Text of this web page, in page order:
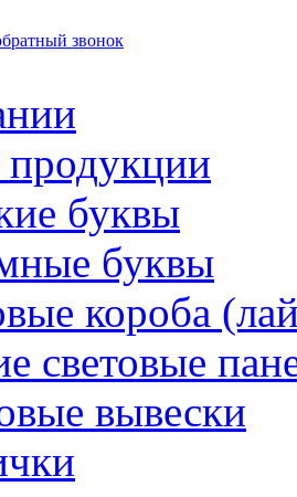
звонок
продукции
буквы
буквы
короба
световые
вывески